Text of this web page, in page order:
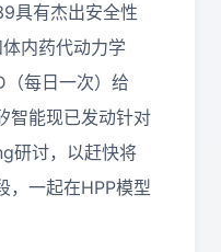
具有杰出安全性
内药代动力学
（每日一次）给
智能现已发动针对
研讨，以赶快将
，一起在HPP模型